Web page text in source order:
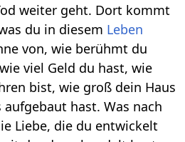
weiter geht. Dort kommt
du in diesem Leben
von, wie berühmt du
viel Geld du hast, wie
bist, wie groß dein Haus
hast. Was nach
Liebe, die du entwickelt